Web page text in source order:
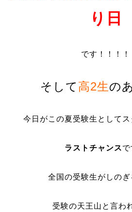
り日
です！！！！
そして 高2生の
今日がこの夏受験生として
ラストチャンスで
全国の受験生がしのぎ
受験の天王山と言わ